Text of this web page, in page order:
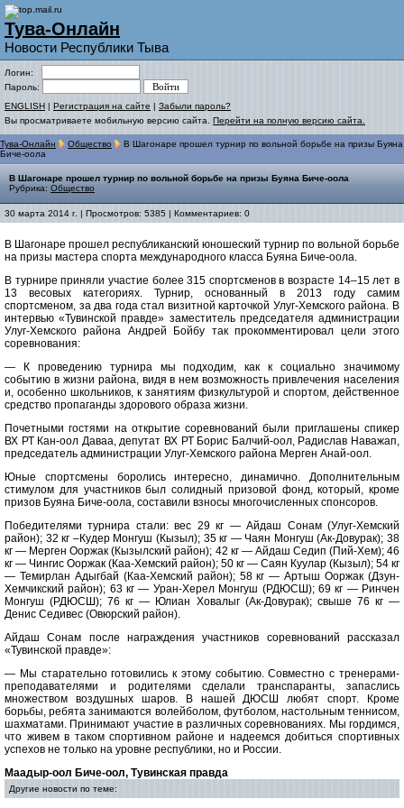
Тува-Онлайн
Новости Республики Тыва
Логин:
Пароль:
ENGLISH | Регистрация на сайте | Забыли пароль?
Вы просматриваете мобильную версию сайта. Перейти на полную версию сайта.
Тува-Онлайн Общество
В Шагонаре прошел турнир по вольной борьбе на призы Буяна
Биче-оола
В Шагонаре прошел турнир по вольной борьбе на призы Буяна Биче-оола
Рубрика: Общество
30 марта 2014 г. | Просмотров: 5385 | Комментариев: 0
В Шагонаре прошел республиканский юношеский турнир по вольной борьбе
на призы мастера спорта международного класса Буяна Биче-оола.
В турнире приняли участие более 315 спортсменов в возрасте 14–15 лет в
13 весовых категориях. Турнир, основанный в 2013 году самим
спортсменом, за два года стал визитной карточкой Улуг-Хемского района. В
интервью «Тувинской правде» заместитель председателя администрации
Улуг-Хемского района Андрей Бойбу так прокомментировал цели этого
соревнования:
— К проведению турнира мы подходим, как к социально значимому
событию в жизни района, видя в нем возможность привлечения населения
и, особенно школьников, к занятиям физкультурой и спор­том, действенное
средство пропаганды здорового образа жизни.
Почетными гостями на открытие соревнований были приглашены спикер
ВХ РТ Кан-оол Даваа, депутат ВХ РТ Борис Балчий-оол, Радислав Наважап,
председатель администрации Улуг-Хемского района Мерген Анай-оол.
Юные спортсмены боролись интересно, динамично. Дополнительным
стимулом для участников был солидный призовой фонд, который, кроме
призов Буяна Биче-оола, составили взносы многочисленных спонсоров.
Победителями турнира стали: вес 29 кг — Айдаш Сонам (Улуг-Хемский
район); 32 кг –Кудер Монгуш (Кызыл); 35 кг — Чаян Монгуш (Ак-Довурак); 38
кг — Мерген Ооржак (Кызылский район); 42 кг — Айдаш Седип (Пий-Хем); 46
кг — Чингис Ооржак (Каа-Хемский район); 50 кг — Саян Куулар (Кызыл); 54 кг
— Темирлан Адыгбай (Каа-Хемский район); 58 кг — Артыш Ооржак (Дзун-
Хемчикский район); 63 кг — Уран-Херел Монгуш (РДЮСШ); 69 кг — Ринчен
Монгуш (РДЮСШ); 76 кг — Юлиан Ховалыг (Ак-Довурак); свыше 76 кг —
Денис Седивес (Овюрский район).
Айдаш Сонам после награждения участников соревнований рассказал
«Тувинской правде»:
— Мы старательно готовились к этому событию. Совместно с тренерами-
преподавателями и родителями сделали транспаранты, запаслись
множеством воздушных шаров. В нашей ДЮСШ любят спорт. Кроме
борьбы, ребята занимаются волейболом, футболом, настольным теннисом,
шахматами. Принимают участие в различных соревнованиях. Мы гордимся,
что живем в таком спортивном районе и надеемся добиться спортивных
успехов не только на уровне республики, но и России.
Маадыр-оол Биче-оол, Тувинская правда
Другие новости по теме: